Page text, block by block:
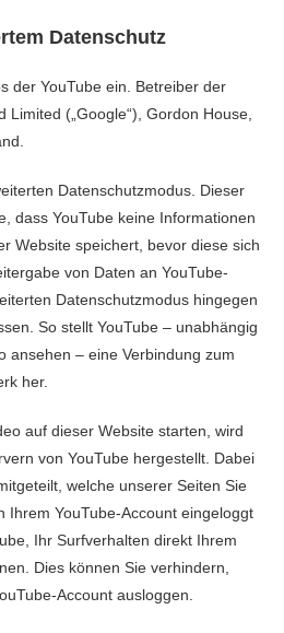
Datenschutz
der YouTube ein. Betreiber der
(„Google“), Gordon House,
Datenschutzmodus. Dieser
dass YouTube keine Informationen
Website speichert, bevor diese sich
von Daten an YouTube-
Datenschutzmodus hingegen
So stellt YouTube – unabhängig
ansehen – eine Verbindung zum
her.
auf dieser Website starten, wird
von YouTube hergestellt. Dabei
welche unserer Seiten Sie
Ihrem YouTube-Account eingeloggt
Ihr Surfverhalten direkt Ihrem
Dies können Sie verhindern,
Account ausloggen.